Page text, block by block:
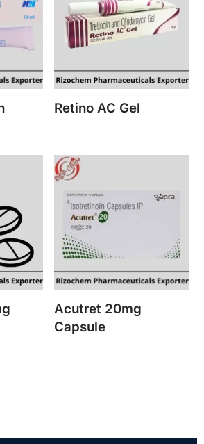
Retino AC Gel
Acutret 20mg
Capsule